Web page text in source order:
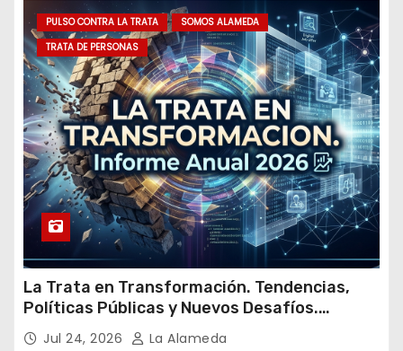
m
a
i
PULSO CONTRA LA TRATA
SOMOS ALAMEDA
TRATA DE PERSONAS
La Trata en Transformación. Tendencias,
Políticas Públicas y Nuevos Desafíos.
Argentina y el Mundo – Julio 2026
Jul 24, 2026 La Alameda